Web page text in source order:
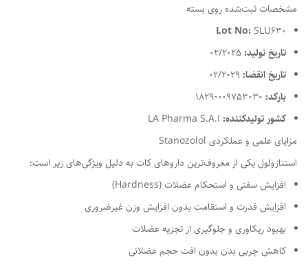
مشخصات ثبت‌شده روی بسته
Lot No:SLU630
تاریخ تولید:
تاریخ انقضا:
بارکد:
کشور تولیدکننده:
مزایای علمی و عملکردی Stanozolol
استنازولول یکی از معروف‌ترین داروهای کات به دلیل ویژگی‌های زیر است:
افزایش سفتی و استحکام عضلات (Hardness)
افزایش قدرت و استقامت بدون افزایش وزن غیرضروری
بهبود ریکاوری و جلوگیری از تجزیه عضلات
کاهش چربی بدن بدون افت حجم عضلانی